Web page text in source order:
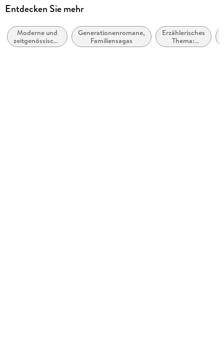
Übersetzung
Verlag/Hersteller
Verlag Klaus Wagenbach
Entdecken Sie mehr
Moderne und
zeitgenössische
Belletristik:
Generationenromane,
Familiensagas
Erzählerisches
Thema:
Identität /